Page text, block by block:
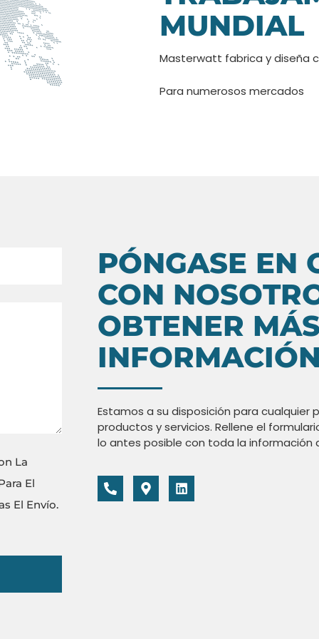
MUNDIAL
Masterwatt fabrica y diseña
Para numerosos mercados
La
El
El Envío.
PÓNGASE EN
CON
OBTENER MÁS
INFORMACIÓN
Estamos a su disposición para cualquier
productos y servicios. Rellene el
lo antes posible con toda la información